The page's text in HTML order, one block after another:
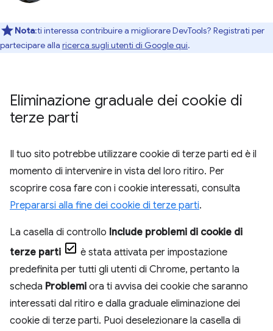
Nota:ti interessa contribuire a migliorare DevTools? Registrati per
partecipare alla ricerca sugli utenti di Google qui.
Eliminazione graduale dei cookie di
terze parti
Il tuo sito potrebbe utilizzare cookie di terze parti ed è il
momento di intervenire in vista del loro ritiro. Per
scoprire cosa fare con i cookie interessati, consulta
Prepararsi alla fine dei cookie di terze parti.
La casella di controllo Include problemi di cookie di
terze parti
è stata attivata per impostazione
predefinita per tutti gli utenti di Chrome, pertanto la
scheda Problemi ora ti avvisa dei cookie che saranno
interessati dal ritiro e dalla graduale eliminazione dei
cookie di terze parti. Puoi deselezionare la casella di